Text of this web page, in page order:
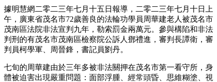
據明慧網二零二三年七月十五日報導，二零二三年七月十日上
午，廣東省茂名市72歲善良的法輪功學員周華建老人被茂名市
茂南區法院非法宣判九年，勒索罰金兩萬元。參與構陷和非法
判刑的有茂名市茂南區檢察院公訴人鄧禮進，審判長譚衛，審
判員柯學軍、周晉鋒，書記員劉丹。
七旬的周華建由於三年多被非法關押在茂名市第一看守所，身
體被迫害出現嚴重問題：面部浮腫、經常頭昏、思維糊塗、視